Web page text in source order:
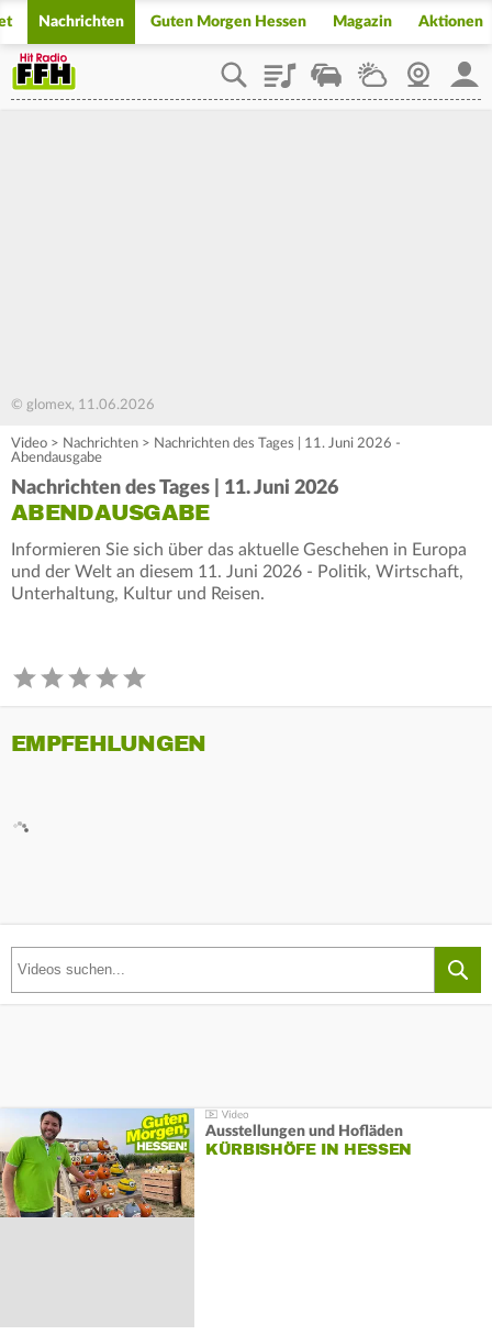
Nachrichten Guten Morgen Hessen Magazin Aktionen
PlaylistStaupilotWetterWebcam
© glomex, 11.06.2026
Video > Nachrichten > Nachrichten des Tages | 11. Juni 2026 -
Abendausgabe
Nachrichten des Tages | 11. Juni 2026
ABENDAUSGABE
Informieren Sie sich über das aktuelle Geschehen in Europa
und der Welt an diesem 11. Juni 2026 - Politik, Wirtschaft,
Unterhaltung, Kultur und Reisen.
EMPFEHLUNGEN
Ausstellungen und Hofläden
KÜRBISHÖFE IN HESSEN